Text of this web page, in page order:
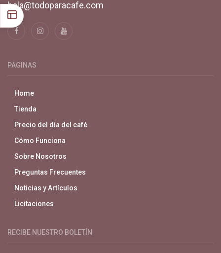
hola@todoparacafe.com
PAGINAS
Home
Tienda
Precio del día del café
Cómo Funciona
Sobre Nosotros
Preguntas Frecuentes
Noticias y Artículos
Licitaciones
RECIBE NUESTRO BOLETÍN